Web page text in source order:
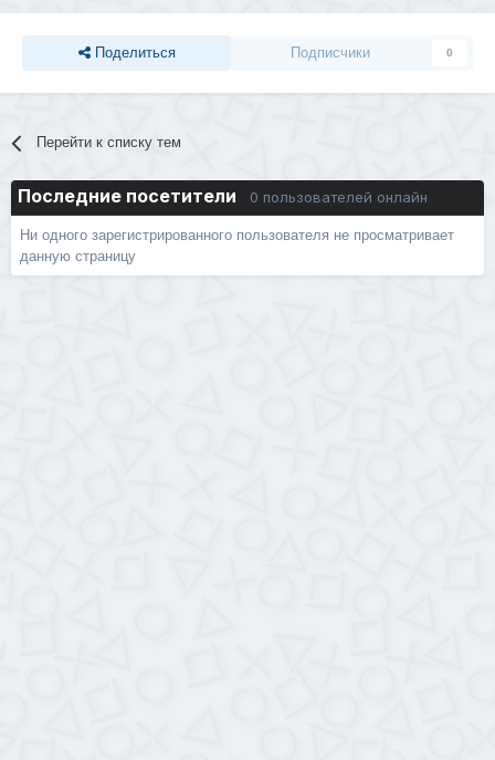
Поделиться Подписчики 0
Перейти к списку тем
Последние посетители 0 пользователей онлайн
Ни одного зарегистрированного пользователя не просматривает
данную страницу